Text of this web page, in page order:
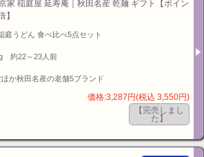
家 稲庭屋 延寿庵｜秋田名産 乾麺 ギフト【ポイン
】
庭うどん 食べ比べ5点セット
約22～23人前
か秋田名産の老舗5ブランド
価格:3,287円(税込 3,550円)
【完売しまし
た】